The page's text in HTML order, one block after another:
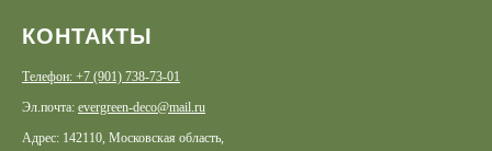
КОНТАКТЫ
Телефон: +7 (901) 738-73-01
Эл.почта: evergreen-deco@mail.ru
Адрес: 142110, Московская область,